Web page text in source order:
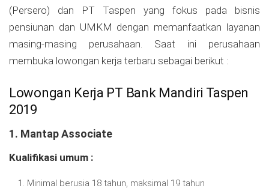
(Persero) dan PT Taspen yang fokus pada bisnis
pensiunan dan UMKM dengan memanfaatkan layanan
masing-masing perusahaan. Saat ini perusahaan
membuka lowongan kerja terbaru sebagai berikut :
Lowongan Kerja PT Bank Mandiri Taspen
2019
1. Mantap Associate
Kualifikasi umum :
Minimal berusia 18 tahun, maksimal 19 tahun